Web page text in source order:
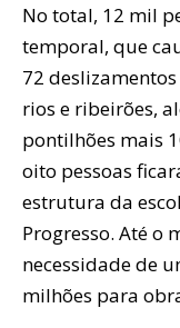
No total, 12 mil
temporal, que
72
rios e ribeirões,
pontilhões mais
oito pessoas
estrutura da
Progresso. Até o
necessidade de
milhões para